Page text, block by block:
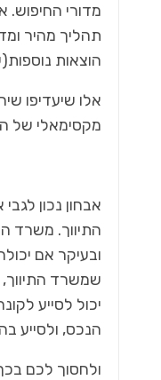
מדורי
תהליך מהיר
הוצאות
אלו שיעדיפו
מקסימאלי של
אבחון נכון
התיווך. משרד
ובעיקר אם
שמשרד התיווך,
יכול לסייע
הנכס, ולסייע
ולחסוך לכם